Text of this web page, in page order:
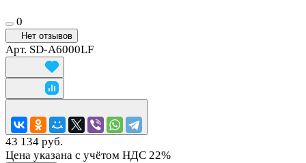
0
Нет отзывов
Арт. SD-A6000LF
43 134 руб.
Цена указана с учётом НДС 22%